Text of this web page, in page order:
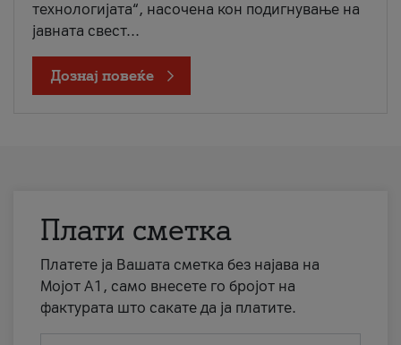
технологијата“, насочена кон подигнување на
јавната свест...
Дознај повеќе
Плати сметка
Платете ја Вашата сметка без најава на
Мојот А1, само внесете го бројот на
фактурата што сакате да ја платите.